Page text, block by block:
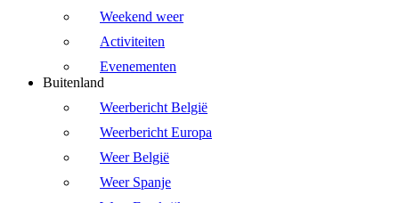
Weekend weer
Activiteiten
Evenementen
Buitenland
Weerbericht België
Weerbericht Europa
Weer België
Weer Spanje